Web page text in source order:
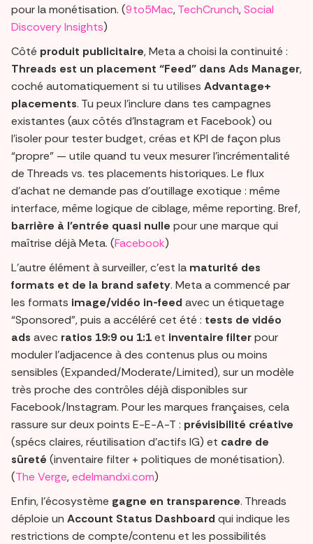
pour la monétisation. (9to5Mac,TechCrunch,Social
Discovery Insights)
Côté produit publicitaire, Meta a choisi la continuité :
Threads est un placement “Feed” dans Ads Manager,
coché automatiquement si tu utilises Advantage+
placements. Tu peux l’inclure dans tes campagnes
existantes (aux côtés d’Instagram et Facebook) ou
l’isoler pour tester budget, créas et KPI de façon plus
“propre” — utile quand tu veux mesurer l’incrémentalité
de Threads vs. tes placements historiques. Le flux
d’achat ne demande pas d’outillage exotique : même
interface, même logique de ciblage, même reporting. Bref,
barrière à l’entrée quasi nulle pour une marque qui
maîtrise déjà Meta. (Facebook)
L’autre élément à surveiller, c’est la maturité des
formats et de la brand safety. Meta a commencé par
les formats image/vidéo in-feed avec un étiquetage
“Sponsored”, puis a accéléré cet été : tests de vidéo
ads avec ratios 19:9 ou 1:1et inventaire filterpour
moduler l’adjacence à des contenus plus ou moins
sensibles (Expanded/Moderate/Limited), sur un modèle
très proche des contrôles déjà disponibles sur
Facebook/Instagram. Pour les marques françaises, cela
rassure sur deux points E-E-A-T : prévisibilité créative
(spécs claires, réutilisation d’actifs IG) et cadre de
sûreté (inventaire filter + politiques de monétisation).
(The Verge,edelmandxi.com)
Enfin, l’écosystème gagne en transparence. Threads
déploie un Account Status Dashboard qui indique les
restrictions de compte/contenu et les possibilités